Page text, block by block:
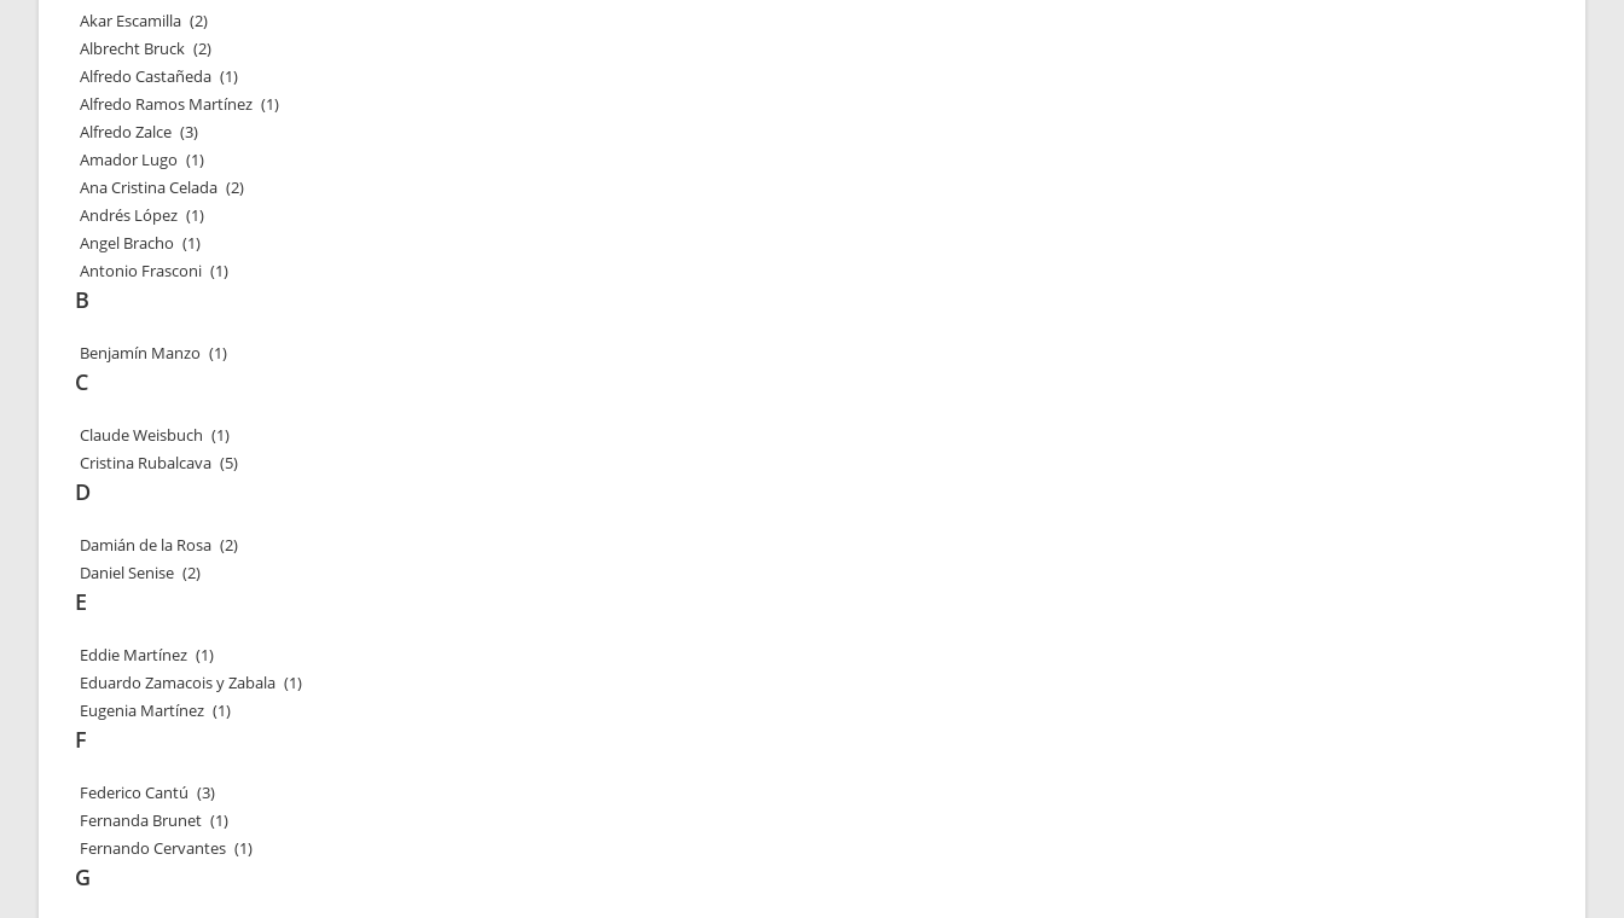
Akar Escamilla (2)
Albrecht Bruck (2)
Alfredo Castañeda (1)
Alfredo Ramos Martínez (1)
Alfredo Zalce (3)
Amador Lugo (1)
Ana Cristina Celada (2)
Andrés López (1)
Angel Bracho (1)
Antonio Frasconi (1)
B
Benjamín Manzo (1)
C
Claude Weisbuch (1)
Cristina Rubalcava (5)
D
Damián de la Rosa (2)
Daniel Senise (2)
E
Eddie Martínez (1)
Eduardo Zamacois y Zabala (1)
Eugenia Martínez (1)
F
Federico Cantú (3)
Fernanda Brunet (1)
Fernando Cervantes (1)
G